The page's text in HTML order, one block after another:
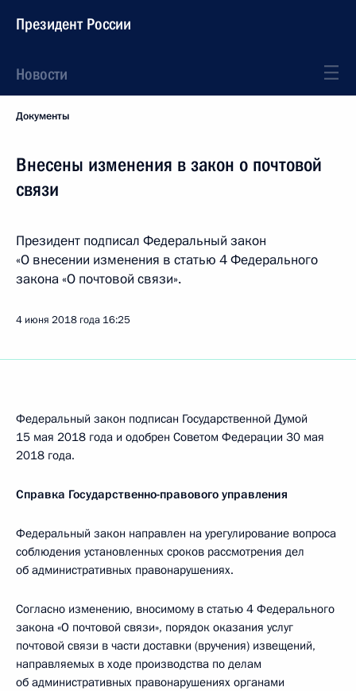
Президент России
Новости
Документы
Внесены изменения в закон о почтовой
связи
Президент подписал Федеральный закон
«О внесении изменения в статью 4 Федерального
закона «О почтовой связи».
4 июня 2018 года 16:25
Федеральный закон подписан Государственной Думой
15 мая 2018 года и одобрен Советом Федерации 30 мая
2018 года.
Справка Государственно-правового управления
Федеральный закон направлен на урегулирование вопроса
соблюдения установленных сроков рассмотрения дел
об административных правонарушениях.
Согласно изменению, вносимому в статью 4 Федерального
закона «О почтовой связи», порядок оказания услуг
почтовой связи в части доставки (вручения) извещений,
направляемых в ходе производства по делам
об административных правонарушениях органами